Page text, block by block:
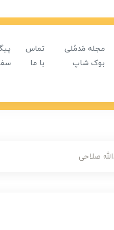
مجله مَدمُلی
بوک شاپ
تماس
با ما
صلاحی